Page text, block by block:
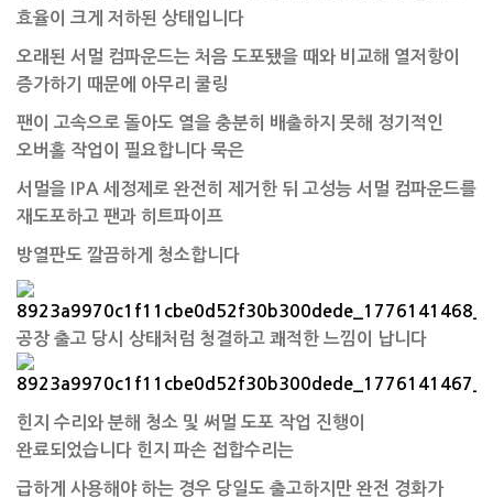
효율이 크게 저하된 상태입니다
오래된 서멀 컴파운드는 처음 도포됐을 때와 비교해 열저항이
증가하기 때문에 아무리 쿨링
팬이 고속으로 돌아도 열을 충분히 배출하지 못해 정기적인
오버홀 작업이 필요합니다 묵은
서멀을 IPA 세정제로 완전히 제거한 뒤 고성능 서멀 컴파운드를
재도포하고 팬과 히트파이프
방열판도 깔끔하게 청소합니다
공장 출고 당시 상태처럼 청결하고 쾌적한 느낌이 납니다
힌지 수리와 분해 청소 및 써멀 도포 작업 진행이
완료되었습니다 힌지 파손 접합수리는
급하게 사용해야 하는 경우 당일도 출고하지만 완전 경화가